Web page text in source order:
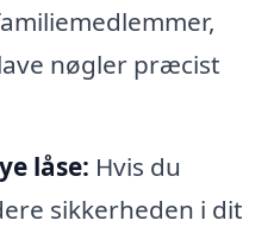
nøgler præcist
låse: Hvis du
sikkerheden i dit